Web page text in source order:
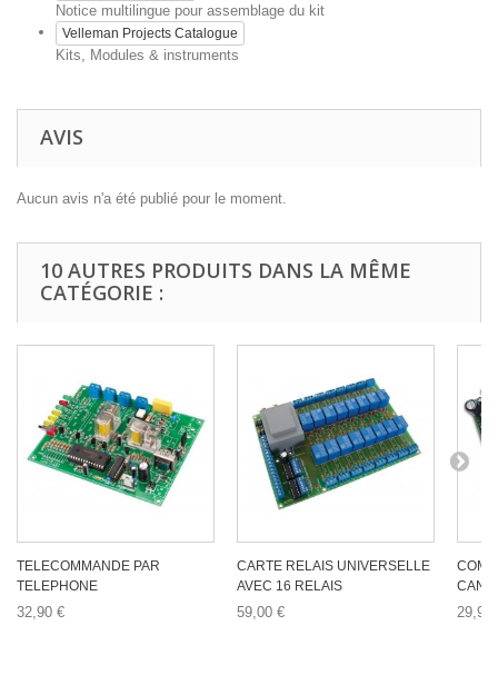
Notice multilingue pour assemblage du kit
Velleman Projects Catalogue
Kits, Modules & instruments
AVIS
Aucun avis n'a été publié pour le moment.
10 AUTRES PRODUITS DANS LA MÊME
CATÉGORIE :
TELECOMMANDE PAR
TELEPHONE
32,90 €
CARTE RELAIS UNIVERSELLE
AVEC 16 RELAIS
59,00 € 29,90